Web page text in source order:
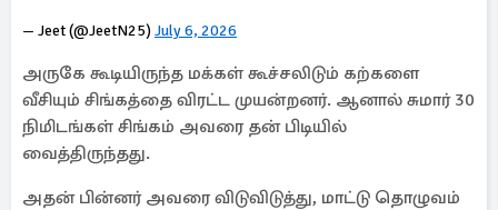
— Jeet (@JeetN25) July 6, 2026
அருகே கூடியிருந்த மக்கள் கூச்சலிடும் கற்களை
வீசியும் சிங்கத்தை விரட்ட முயன்றனர். ஆனால் சுமார் 30
நிமிடங்கள் சிங்கம் அவரை தன் பிடியில்
வைத்திருந்தது.
அதன் பின்னர் அவரை விடுவிடுத்து, மாட்டு தொழுவம்